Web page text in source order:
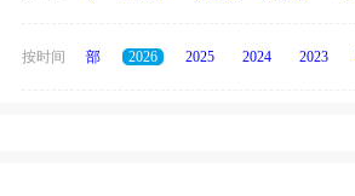
按时间 全部 2026 2025 2024 2023